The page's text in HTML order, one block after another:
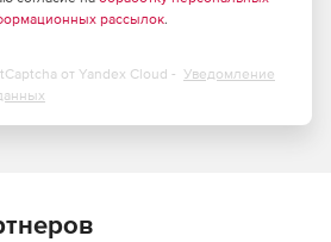
находилась внутри
рассылок.
от Yandex Cloud - Уведомление